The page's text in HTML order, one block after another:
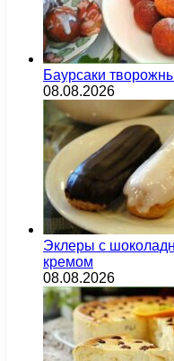
Баурсаки
08.08.2026
Эклеры с
кремом
08.08.2026